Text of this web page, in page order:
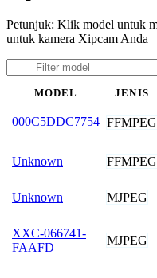
Petunjuk: Klik model untuk
untuk kamera Xipcam Anda
MODEL JENIS
000C5DDC7754 FFMPEG
Unknown FFMPEG
Unknown MJPEG
XXC-066741-
FAAFD
MJPEG